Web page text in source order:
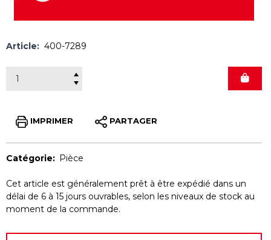
Article: 400-7289
IMPRIMER PARTAGER
Catégorie: Pièce
Cet article est généralement prêt à être expédié dans un
délai de 6 à 15 jours ouvrables, selon les niveaux de stock au
moment de la commande.